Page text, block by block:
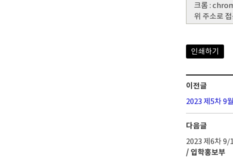
크롬 :
위 주소로
인쇄하기
이전글
2023 제5차 9
다음글
2023 제6차 9/
/ 입학홍보부